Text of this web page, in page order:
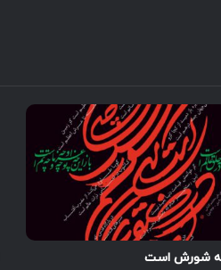
چه شورش است